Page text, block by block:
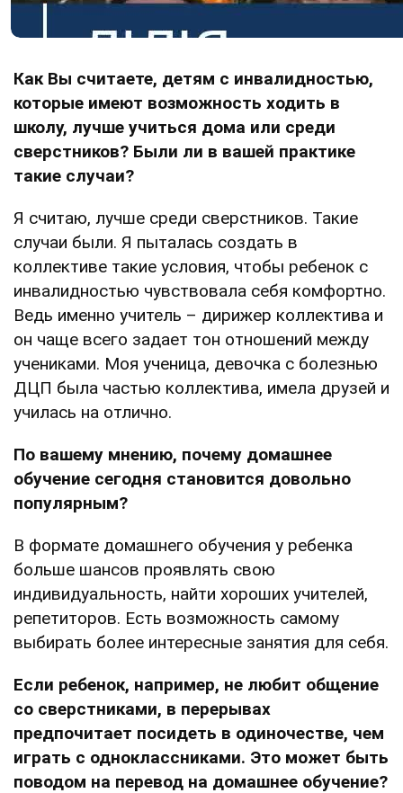
Как Вы считаете, детям с инвалидностью,
которые имеют возможность ходить в
школу, лучше учиться дома или среди
сверстников? Были ли в вашей практике
такие случаи?
Я считаю, лучше среди сверстников. Такие
случаи были. Я пыталась создать в
коллективе такие условия, чтобы ребенок с
инвалидностью чувствовала себя комфортно.
Ведь именно учитель – дирижер коллектива и
он чаще всего задает тон отношений между
учениками. Моя ученица, девочка с болезнью
ДЦП была частью коллектива, имела друзей и
училась на отлично.
По вашему мнению, почему домашнее
обучение сегодня становится довольно
популярным?
В формате домашнего обучения у ребенка
больше шансов проявлять свою
индивидуальность, найти хороших учителей,
репетиторов. Есть возможность самому
выбирать более интересные занятия для себя.
Если ребенок, например, не любит общение
со сверстниками, в перерывах
предпочитает посидеть в одиночестве, чем
играть с одноклассниками. Это может быть
поводом на перевод на домашнее обучение?